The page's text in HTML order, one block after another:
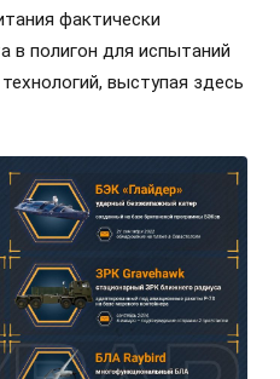
фактически
в полигон для испытаний
выступая здесь